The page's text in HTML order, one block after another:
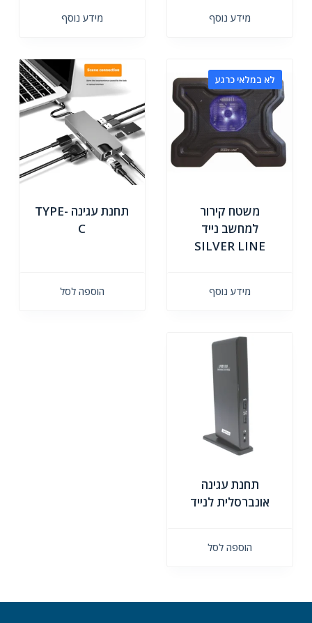
מידע נוסף מידע נוסף
לא במלאי כרגע
משטח קירור
למחשב נייד
SILVER LINE
מידע נוסף
תחנת עגינה TYPE-
C
הוספה לסל
תחנת עגינה
אונברסלית לנייד
הוספה לסל